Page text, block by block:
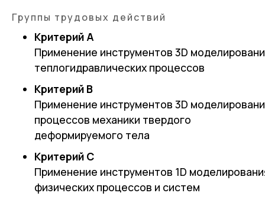
Группы трудовых действий
Критерий А
Применение инструментов 3D
теплогидравлических процессов
Критерий В
Применение инструментов 3D
процессов механики твердого
деформируемого тела
Критерий С
Применение инструментов 1D
физических процессов и систем